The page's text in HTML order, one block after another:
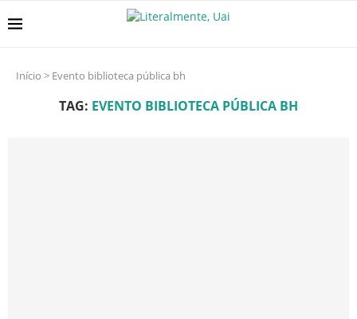
Início > Evento biblioteca pública bh
TAG: EVENTO BIBLIOTECA PÚBLICA BH